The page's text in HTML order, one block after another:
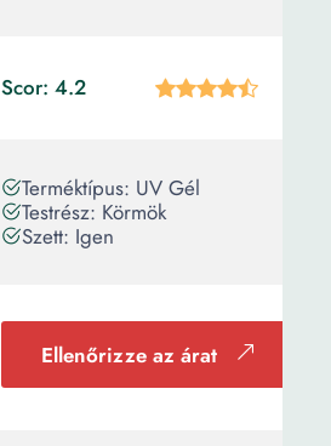
Scor: 4.2
Terméktípus: UV Gél
Testrész: Körmök
Szett: Igen
Ellenőrizze az árat